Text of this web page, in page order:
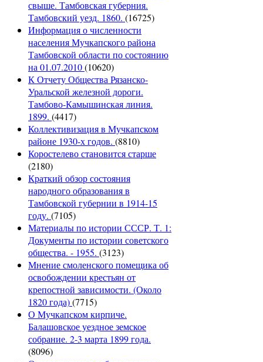
свыше. Тамбовская губерния.
Тамбовский уезд. 1860. (16725)
Информация о численности
населения Мучкапского района
Тамбовской области по состоянию
на 01.07.2010(10620)
К Отчету Общества Рязанско-
Уральской железной дороги.
Тамбово-Камышинская линия.
1899. (4417)
Коллективизация в Мучкапском
районе 1930-х годов. (8810)
Коростелево становится старше
(2180)
Краткий обзор состояния
народного образования в
Тамбовской губернии в 1914-15
году. (7105)
Материалы по истории СССР. Т. 1:
Документы по истории советского
общества. - 1955. (3123)
Мнение смоленского помещика об
освобождении крестьян от
крепостной зависимости. (Около
1820 года)(7715)
О Мучкапском кирпиче.
Балашовское уездное земское
собрание. 2-3 марта 1899 года.
(8096)